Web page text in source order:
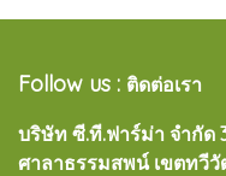
Follow us : ติดต่อเรา
บริษัท ซี.ที.ฟาร์ม่า จำกัด
ศาลาธรรมสพน์ เขตทวี